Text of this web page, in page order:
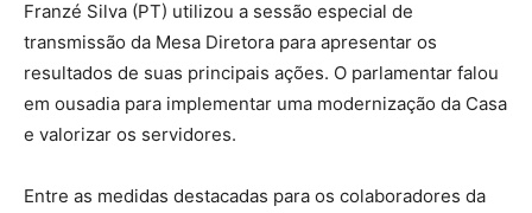
Franzé Silva (PT) utilizou a sessão especial de
transmissão da Mesa Diretora para apresentar os
resultados de suas principais ações. O parlamentar falou
em ousadia para implementar uma modernização da Casa
e valorizar os servidores.
Entre as medidas destacadas para os colaboradores da